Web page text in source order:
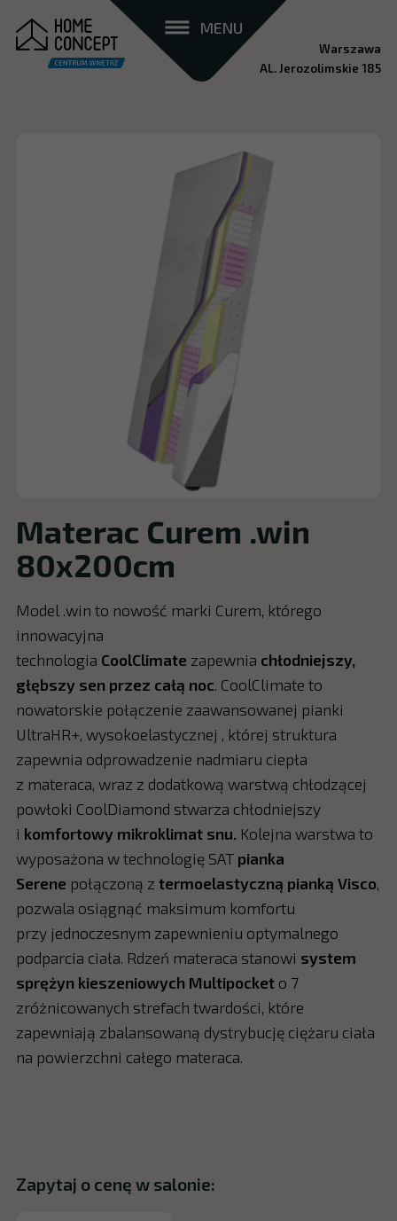
MENU
Warszawa
AL. Jerozolimskie 185
Materac Curem .win
80x200cm
Model .win to nowość marki Curem, którego
innowacyjna
technologia CoolClimate zapewnia chłodniejszy,
głębszy sen przez całą noc. CoolClimate to
nowatorskie połączenie zaawansowanej pianki
UltraHR+, wysokoelastycznej , której struktura
zapewnia odprowadzenie nadmiaru ciepła
z materaca, wraz z dodatkową warstwą chłodzącej
powłoki CoolDiamond stwarza chłodniejszy
i komfortowy mikroklimat snu. Kolejna warstwa to
wyposażona w technologię SAT pianka
Serene połączoną z termoelastyczną pianką Visco,
pozwala osiągnąć maksimum komfortu
przy jednoczesnym zapewnieniu optymalnego
podparcia ciała. Rdzeń materaca stanowi system
sprężyn kieszeniowych Multipocketo 7
zróżnicowanych strefach twardości, które
zapewniają zbalansowaną dystrybucję ciężaru ciała
na powierzchni całego materaca.
Zapytaj o cenę w salonie: